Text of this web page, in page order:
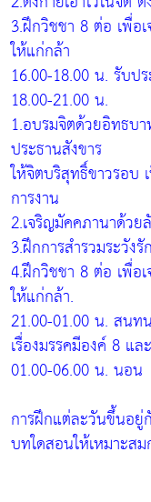
3.ฝึกวิชชา 8 ต่อ เพื่
ให้แก่กล้า
16.00-18.00 น. รับป
18.00-21.00 น.
1.อบรมจิตด้วยอิทธบ
ประธานสังขาร
ให้จิตบริสุทธิ์ขาวรอบ
การงาน
2.เจริญมัคคภานาด้
3.ฝึกการสำรวมระวัง
4.ฝึกวิชชา 8 ต่อ เพื่
ให้แก่กล้า.
21.00-01.00 น. สนท
เรื่องมรรคมีองค์ 8 แ
01.00-06.00 น. นอน
การฝึกแต่ละวันขึ้นอยู่
บทใดสอนให้เหมาะส